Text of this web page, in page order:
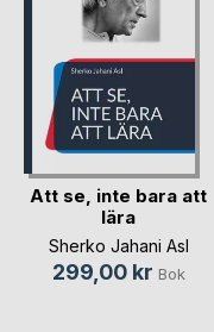
Att se, inte bara att
lära
Sherko Jahani Asl
299,00 kr Bok